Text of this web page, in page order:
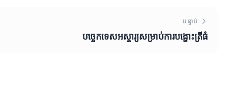
បន្ទាប់
បច្ចេកទេសអស្ចារ្យសម្រាប់ការបង្ហោះត្រីធំ